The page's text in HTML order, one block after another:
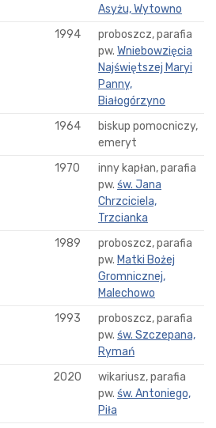
Asyżu, Wytowno
1994
proboszcz, parafia
pw. Wniebowzięcia
Najświętszej Maryi
Panny,
Białogórzyno
1964
biskup pomocniczy,
emeryt
1970
inny kapłan, parafia
pw. św. Jana
Chrzciciela,
Trzcianka
1989
proboszcz, parafia
pw. Matki Bożej
Gromnicznej,
Malechowo
1993
proboszcz, parafia
pw. św. Szczepana,
Rymań
2020
wikariusz, parafia
pw. św. Antoniego,
Piła